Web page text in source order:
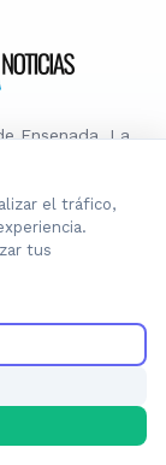
Ensenada, La
el tráfico,
tus